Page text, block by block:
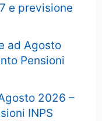
e previsione
ad Agosto
Pensioni
2026 –
INPS